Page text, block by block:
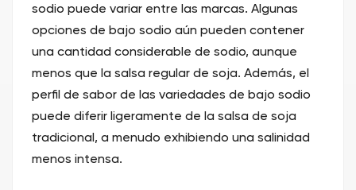
sodio puede variar entre las marcas. Algunas
opciones de bajo sodio aún pueden contener
una cantidad considerable de sodio, aunque
menos que la salsa regular de soja. Además, el
perfil de sabor de las variedades de bajo sodio
puede diferir ligeramente de la salsa de soja
tradicional, a menudo exhibiendo una salinidad
menos intensa.